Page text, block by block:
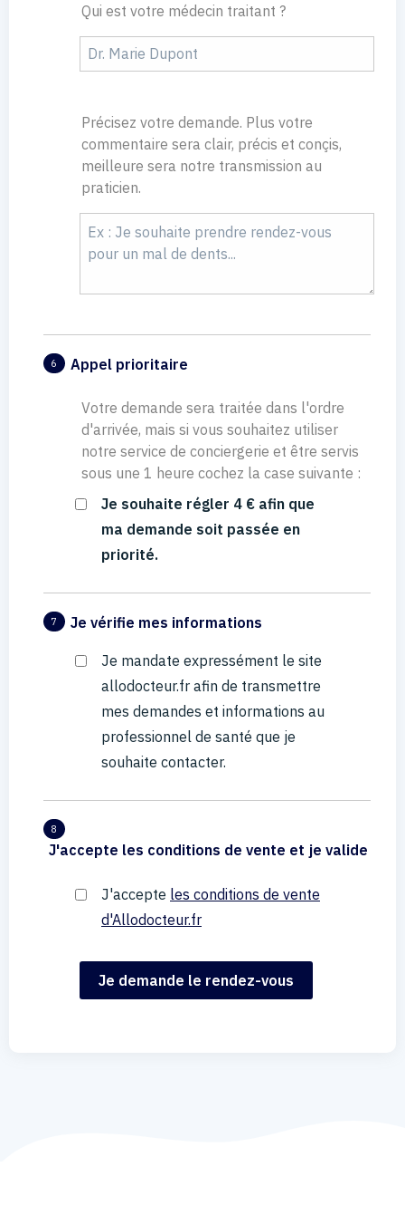
Qui est votre médecin traitant ?
Précisez votre demande. Plus votre
commentaire sera clair, précis et conçis,
meilleure sera notre transmission au
praticien.
6 Appel prioritaire
Votre demande sera traitée dans l'ordre
d'arrivée, mais si vous souhaitez utiliser
notre service de conciergerie et être servis
sous une 1 heure cochez la case suivante :
Je souhaite régler 4 € afin que
ma demande soit passée en
priorité.
7 Je vérifie mes informations
Je mandate expressément le site
allodocteur.fr afin de transmettre
mes demandes et informations au
professionnel de santé que je
souhaite contacter.
8
J'accepte les conditions de vente et je valide
J'accepte les conditions de vente
d'Allodocteur.fr